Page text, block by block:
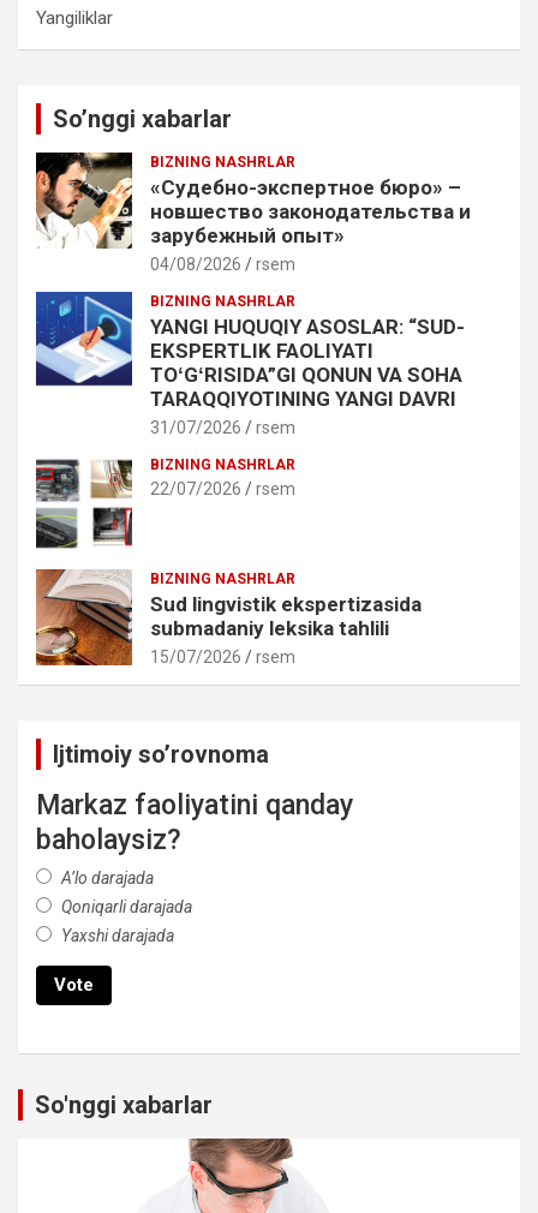
Yangiliklar
So’nggi xabarlar
BIZNING NASHRLAR
«Судебно-экспертное бюро» –
новшество законодательства и
зарубежный опыт»
04/08/2026 rsem
BIZNING NASHRLAR
YANGI HUQUQIY ASOSLAR: “SUD-
EKSPERTLIK FAOLIYATI
TOʻGʻRISIDA”GI QONUN VA SOHA
TARAQQIYOTINING YANGI DAVRI
31/07/2026 rsem
BIZNING NASHRLAR
22/07/2026 rsem
BIZNING NASHRLAR
Sud lingvistik ekspertizasida
submadaniy leksika tahlili
15/07/2026 rsem
Ijtimoiy so’rovnoma
Markaz faoliyatini qanday
baholaysiz?
A’lo darajada
Qoniqarli darajada
Yaxshi darajada
So'nggi xabarlar